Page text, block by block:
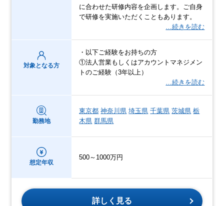
に合わせた研修内容を企画します。ご自身
で研修を実施いただくこともあります。
…続きを読む
対象となる方
・以下ご経験をお持ちの方
①法人営業もしくはアカウントマネジメン
トのご経験（3年以上）
…続きを読む
勤務地
東京都 神奈川県 埼玉県 千葉県 茨城県 栃
木県 群馬県
想定年収
500～1000万円
詳しく見る